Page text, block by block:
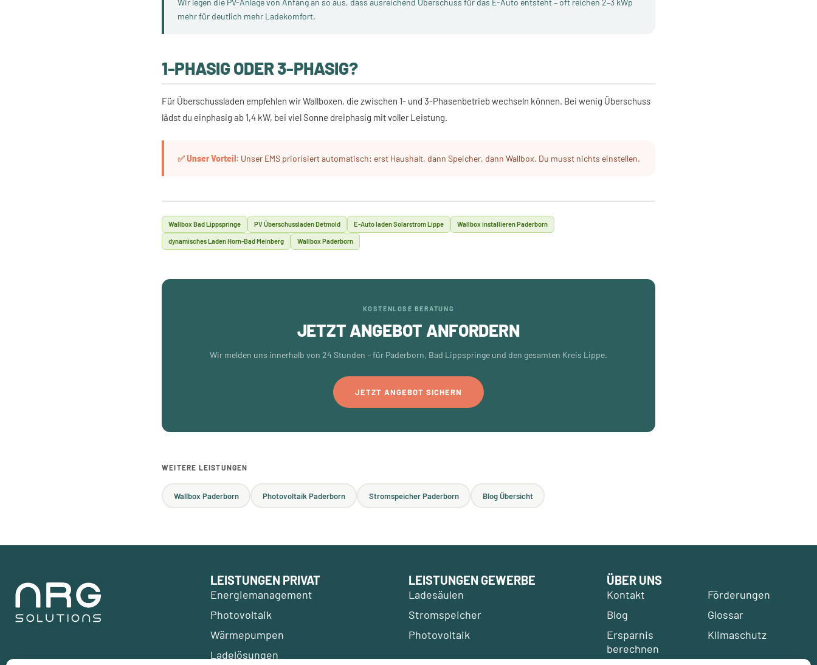
mehr für deutlich mehr Ladekomfort.
1-PHASIG ODER 3-PHASIG?
Für Überschussladen empfehlen wir Wallboxen, die zwischen 1- und 3-Phasenbetrieb wechseln können. Bei wenig Überschuss
lädst du einphasig ab 1,4 kW, bei viel Sonne dreiphasig mit voller Leistung.
Unser EMS priorisiert automatisch: erst Haushalt, dann Speicher, dann Wallbox. Du musst nichts einstellen.
Wallbox Bad Lippspringe PV Überschussladen Detmold E-Auto laden Solarstrom Lippe Wallbox installieren Paderborn
dynamisches Laden Horn-Bad Meinberg Wallbox Paderborn
KOSTENLOSE BERATUNG
JETZT ANGEBOT ANFORDERN
Wir melden uns innerhalb von 24 Stunden – für Paderborn, Bad Lippspringe und den gesamten Kreis Lippe.
JETZT ANGEBOT SICHERN
WEITERE LEISTUNGEN
Wallbox Paderborn Photovoltaik Paderborn Stromspeicher Paderborn Blog Übersicht
LEISTUNGEN PRIVAT
Energiemanagement
Photovoltaik
Wärmepumpen
Ladelösungen
LEISTUNGEN GEWERBE
Ladesäulen
Stromspeicher
Photovoltaik
ÜBER UNS
Kontakt
Förderungen
Blog
Glossar
Ersparnis
berechnen
Klimaschutz